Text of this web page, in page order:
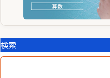
検索